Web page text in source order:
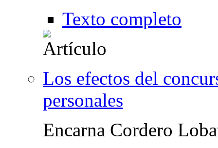
Texto completo
Los efectos del
personales
Encarna Cordero